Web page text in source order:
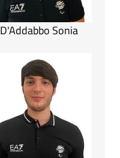
D'Addabbo Sonia